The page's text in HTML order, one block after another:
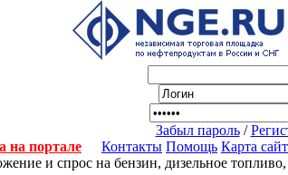
Забыл пароль/
на портале
Контакты Помощь Карта
и спрос на бензин, дизельное